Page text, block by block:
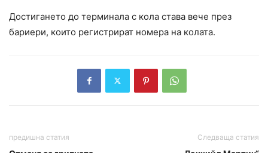
Достигането до терминала с кола става вече през
бариери, които регистрират номера на колата.
предишна статия Следваща статия